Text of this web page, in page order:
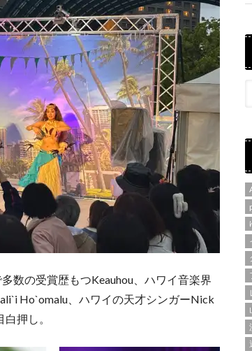
数の受賞歴もつKeauhou、ハワイ音楽界
Ho`omalu、ハワイの天才シンガーNick
押し。